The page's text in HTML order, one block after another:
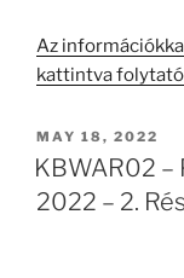
Az
kattintva
POSTED
ON
MAY 18, 2022
KBWAR02 –
2022 – 2.